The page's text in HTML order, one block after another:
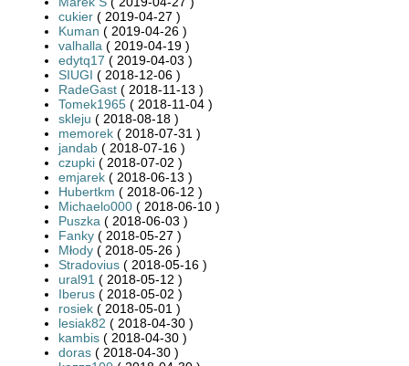
cukier ( 2019-04-27 )
Kuman ( 2019-04-26 )
valhalla ( 2019-04-19 )
edytq17 ( 2019-04-03 )
SIUGI ( 2018-12-06 )
RadeGast ( 2018-11-13 )
Tomek1965 ( 2018-11-04 )
skleju ( 2018-08-18 )
memorek ( 2018-07-31 )
jandab ( 2018-07-16 )
czupki ( 2018-07-02 )
emjarek ( 2018-06-13 )
Hubertkm ( 2018-06-12 )
Michaelo000 ( 2018-06-10 )
Puszka ( 2018-06-03 )
Fanky ( 2018-05-27 )
Młody ( 2018-05-26 )
Stradovius ( 2018-05-16 )
ural91 ( 2018-05-12 )
Iberus ( 2018-05-02 )
rosiek ( 2018-05-01 )
lesiak82 ( 2018-04-30 )
kambis ( 2018-04-30 )
doras ( 2018-04-30 )